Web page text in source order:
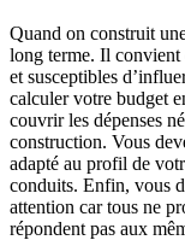
Quand on construit
long terme. Il convient
et susceptibles
calculer votre budget
couvrir les dépenses
construction. Vous
adapté au profil de
conduits. Enfin, vous
attention car tous ne
répondent pas aux